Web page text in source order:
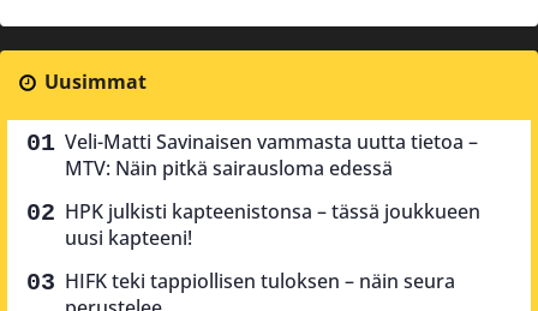
Uusimmat
Veli-Matti Savinaisen vammasta uutta tietoa –
MTV: Näin pitkä sairausloma edessä
HPK julkisti kapteenistonsa – tässä joukkueen
uusi kapteeni!
HIFK teki tappiollisen tuloksen – näin seura